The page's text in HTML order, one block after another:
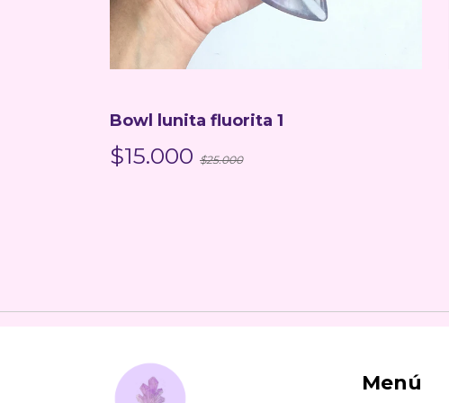
Hadita fluorita 1
$15.000 $30.000
Menú